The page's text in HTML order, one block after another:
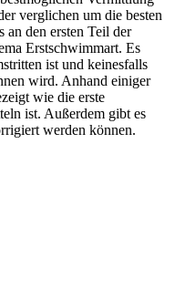
verglichen um die besten
an den ersten Teil der
Erstschwimmart. Es
ist und keinesfalls
wird. Anhand einiger
wie die erste
ist. Außerdem gibt es
werden können.